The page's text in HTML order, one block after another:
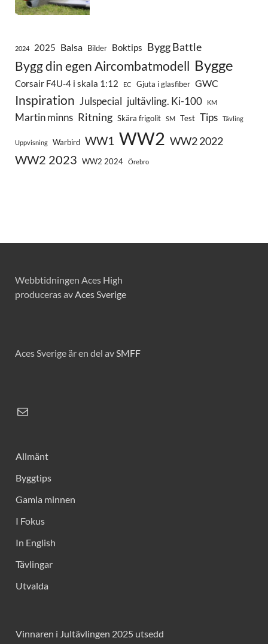
2024 2025 Balsa Bilder Boktips Bygg Battle
Bygg din egen Aircombatmodell Bygge
Corsair F4U-4 i skala 1:12 EC Gjuta i glasfiber GWC
Inspiration Julspecial jultävling. Ki-100 KM
Martin minns Ritning Skära frigolit SM Test Tips Tävling
Uppvisning Warbird WW1 WW2 WW2 2022
WW2 2023 WW2 2024 Örebro
Webbtidningen Aces High
produceras avAces Sverige
Aces Sverige är en del avSMFF
Allmänt
Byggtips
Gamla minnen
I Fokus
In English
Tävlingar
Utvalda
Vinnaren i Jultävlingen 2025 utsedd